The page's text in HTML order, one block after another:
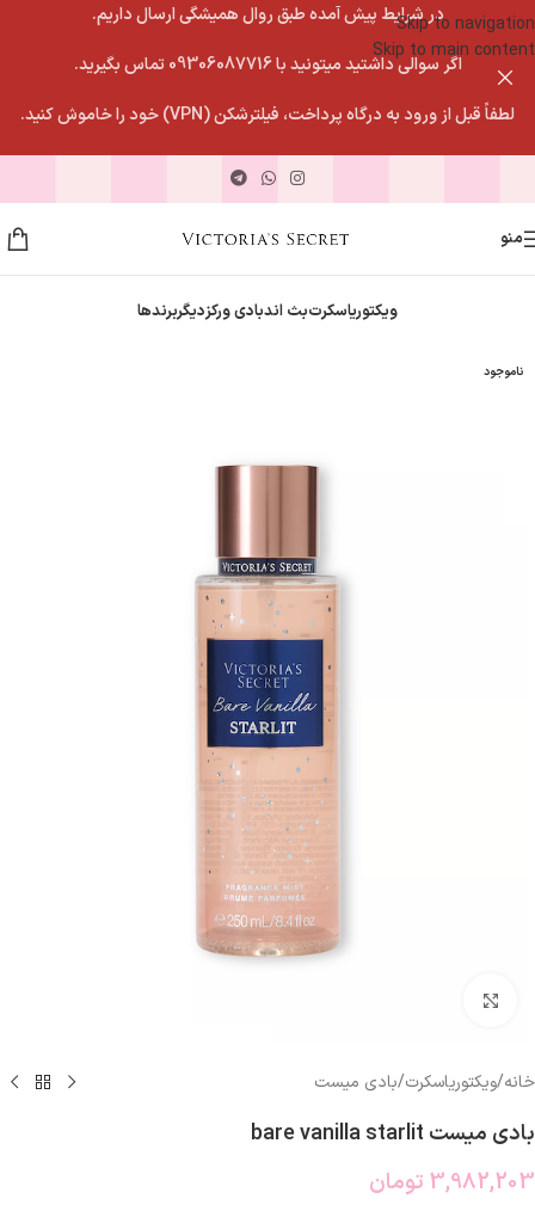
Skip to navigation
Skip to main content
در شرایط پیش آمده طبق روال همیشگی ارسال داریم.
اگر سوالی داشتید میتونید با 09306087716 تماس بگیرید.
لطفاً قبل از ورود به درگاه پرداخت، فیلترشکن (VPN) خود را خاموش کنید.
منو
ویکتوریاسکرتبث اندبادی ورکزدیگربرندها
ناموجود
خانه/ویکتوریاسکرت/بادی میست
بادی میست bare vanilla starlit
3,982,203 تومان